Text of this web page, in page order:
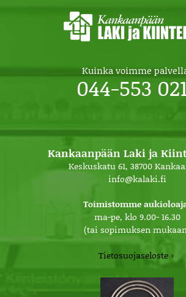
Kuinka voimme
044-553
Kankaanpään Laki ja
Keskuskatu 61, 38700
info@kalaki.fi
Toimistomme
ma-pe, klo 9.00- 16.30
(tai sopimuksen
Tietosuojaseloste ›